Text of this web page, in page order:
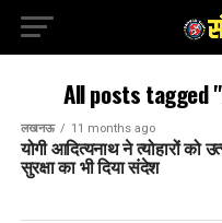
All posts tagged
लखनऊ 11 months ago
योगी आदित्यनाथ ने त्योहारों
सुरक्षा का भी दिया संदेश